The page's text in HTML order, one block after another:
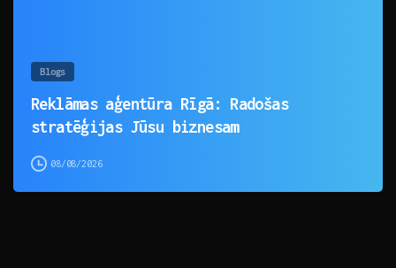
Blogs
Reklāmas aģentūra Rīgā: Radošas
stratēģijas Jūsu biznesam
08/08/2026